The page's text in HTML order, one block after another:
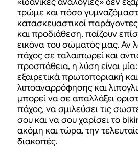
τρώμε και πόσο
κατασκευαστικοί
και προδιάθεση, παίζουν
εικόνα του σώματός μας. Αν
πάχος σε ταλαιπωρεί και
προσπάθεια, η λύση είναι
εξαιρετικά πρωτοποριακή
λιποαναρρόφησης και
μπορεί να σε απαλλάξει
πάχος, να σμιλεύσει τις
σου και να σου χαρίσει το
ακόμη και τώρα, την
διακοπές.